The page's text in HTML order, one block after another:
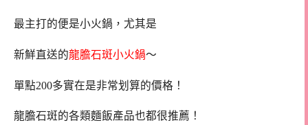
最主打的便是小火鍋，尤其是
新鮮直送的龍膽石斑小火鍋～
單點200多實在是非常划算的價格！
龍膽石斑的各類麵飯產品也都很推薦！